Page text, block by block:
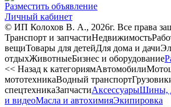
Разместить объявление
Личный кабинет
© ИП Колохов В. А., 2026г. Все права
Транспорт и запчастиНедвижимость
вещиТовары для детейДля дома и дачи
отдыхЖивотныеБизнес и оборудование
<< Назад к категориямАвтомобили
мототехникаВодный транспорт
спецтехникаЗапчастиАксессуарыШины,
и видеоМасла и автохимияЭкипировка